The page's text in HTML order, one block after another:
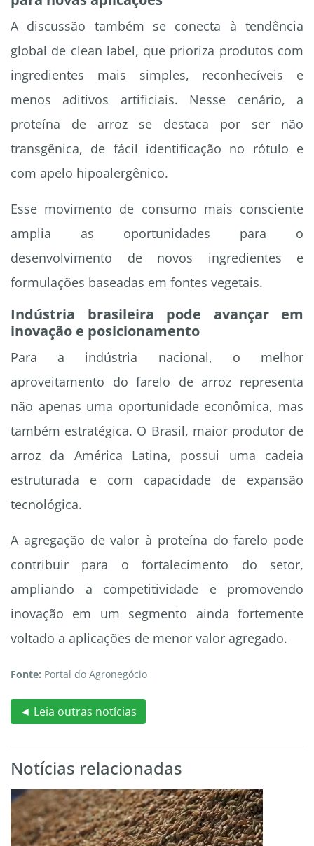
A discussão também se conecta à tendência
global de clean label, que prioriza produtos com
ingredientes mais simples, reconhecíveis e
menos aditivos artificiais. Nesse cenário, a
proteína de arroz se destaca por ser não
transgênica, de fácil identificação no rótulo e
com apelo hipoalergênico.
Esse movimento de consumo mais consciente
amplia as oportunidades para o
desenvolvimento de novos ingredientes e
formulações baseadas em fontes vegetais.
Indústria brasileira pode avançar em
inovação e posicionamento
Para a indústria nacional, o melhor
aproveitamento do farelo de arroz representa
não apenas uma oportunidade econômica, mas
também estratégica. O Brasil, maior produtor de
arroz da América Latina, possui uma cadeia
estruturada e com capacidade de expansão
tecnológica.
A agregação de valor à proteína do farelo pode
contribuir para o fortalecimento do setor,
ampliando a competitividade e promovendo
inovação em um segmento ainda fortemente
voltado a aplicações de menor valor agregado.
Fonte: Portal do Agronegócio
◄ Leia outras notícias
Notícias relacionadas